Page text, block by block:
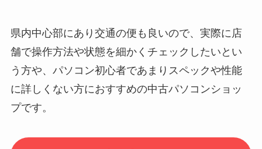
県内中心部にあり交通の便も良いので、実際に店
舗で操作方法や状態を細かくチェックしたいとい
う方や、パソコン初心者であまりスペックや性能
に詳しくない方におすすめの中古パソコンショッ
プです。